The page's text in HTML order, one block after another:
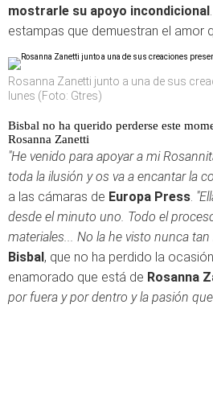
mostrarle su apoyo incondicional
estampas que demuestran el amor
Rosanna Zanetti junto a una de sus
lunes (Foto: Gtres)
Bisbal no ha querido perderse este
Rosanna Zanetti
"He venido para apoyar a mi
toda la ilusión y os va a encantar la
a las cámaras de Europa Press.
desde el minuto uno. Todo el
materiales... No la he visto nunca tan
Bisbal, que no ha perdido la
enamorado que está de Rosanna
por fuera y por dentro y la pasión